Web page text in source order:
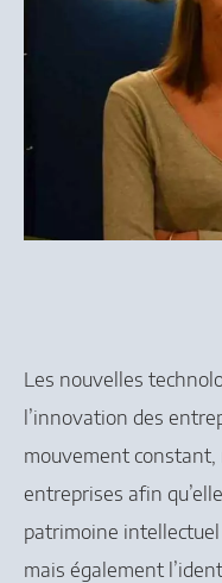
Les nouvelles
l’innovation des
mouvement constant,
entreprises afin
patrimoine
mais également